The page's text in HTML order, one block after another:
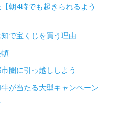
朝4時でも起きられるよう
で宝くじを買う理由
圏に引っ越ししよう
が当たる大型キャンペーン